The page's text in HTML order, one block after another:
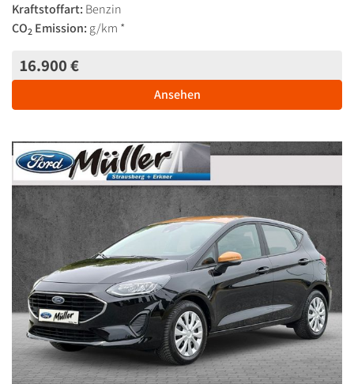
Kraftstoffart: Benzin
CO2 Emission: g/km *
16.900 €
Ansehen